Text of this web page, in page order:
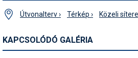
Útvonalterv › Térkép › Közeli
KAPCSOLÓDÓ GALÉRIA